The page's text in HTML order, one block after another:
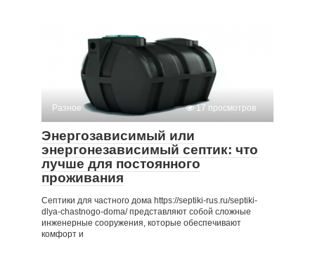
Разное 17 просмотров
Энергозависимый или
энергонезависимый септик: что
лучше для постоянного
проживания
Септики для частного дома https://septiki-rus.ru/septiki-
dlya-chastnogo-doma/ представляют собой сложные
инженерные сооружения, которые обеспечивают
комфорт и